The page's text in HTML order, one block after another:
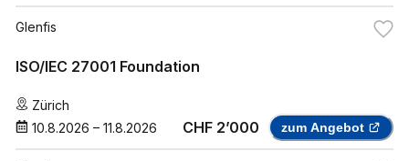
Glenfis
ISO/IEC 27001 Foundation
Zürich
10.8.2026 – 11.8.2026 CHF 2’000 zum Angebot